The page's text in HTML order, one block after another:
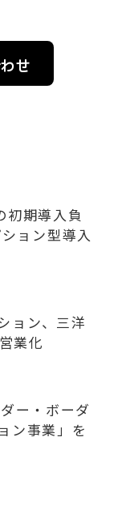
せ
初期導入負
ョン型導入
ョン、三洋
業化
ー・ボーダ
ン事業」を